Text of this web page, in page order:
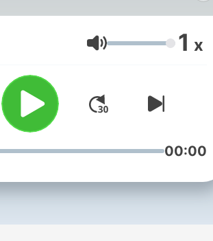
och spännande information.
Programmet behandlar både
fackliga frågor inom de
skolformer vi representerar
och rent fackliga frågor.
Volym 1 x
00:00